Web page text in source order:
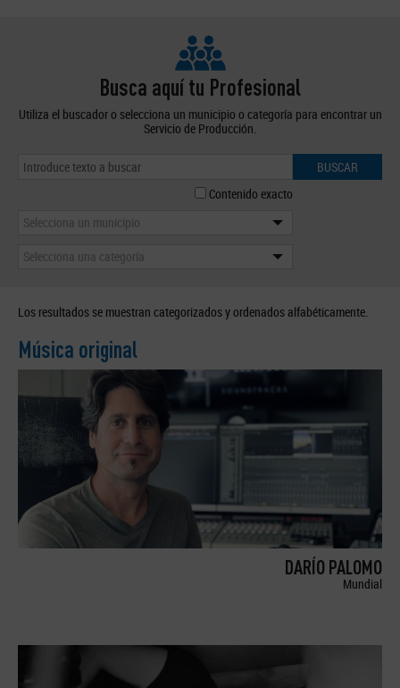
Busca aquí tu Profesional
Utiliza el buscador o selecciona un municipio o categoría para encontrar un
Servicio de Producción.
BUSCAR
Contenido exacto
Selecciona un municipio
Selecciona una categoría
Los resultados se muestran categorizados y ordenados alfabéticamente.
Música original
DARÍO PALOMO
Mundial